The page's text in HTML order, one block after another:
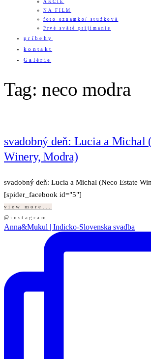
AKCIE
NA FILM
foto oznamko/ stužková
Prvé sväté prijímanie
príbehy
kontakt
Galérie
Tag: neco modra
svadobný deň: Lucia a Michal
Winery, Modra)
svadobný deň: Lucia a Michal (Neco Estate
[spider_facebook id="5"]
view more...
@instagram
Anna&Mukul | Indicko-Slovenska svadba